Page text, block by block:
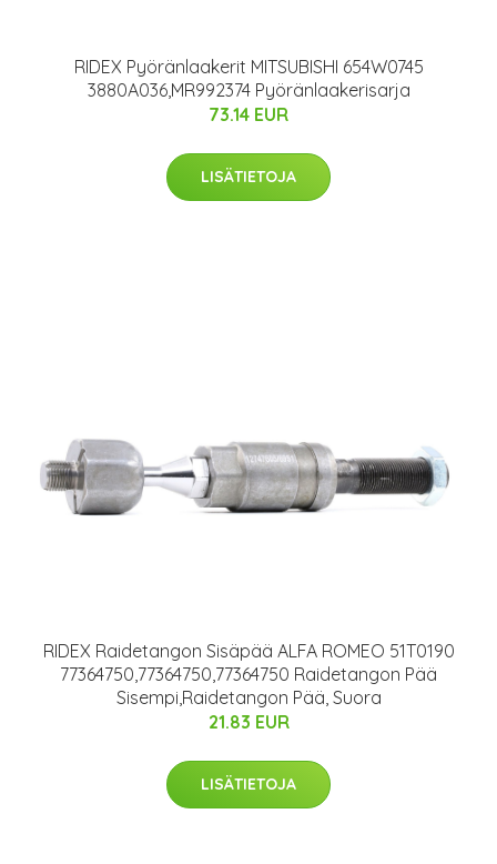
RIDEX Pyöränlaakerit MITSUBISHI 654W0745
3880A036,MR992374 Pyöränlaakerisarja
73.14 EUR
LISÄTIETOJA
RIDEX Raidetangon Sisäpää ALFA ROMEO 51T0190
77364750,77364750,77364750 Raidetangon Pää
Sisempi,Raidetangon Pää, Suora
21.83 EUR
LISÄTIETOJA